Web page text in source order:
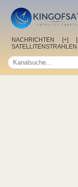
NACHRICHTEN [+]
SATELLITENSTRAHLEN